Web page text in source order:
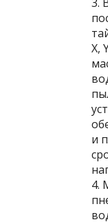
X,
и
4.